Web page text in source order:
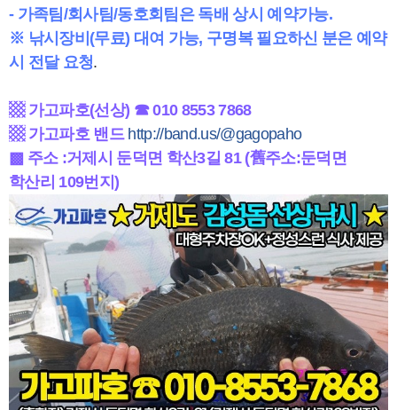
- 가족팀/회사팀/동호회팀은 독배 상시 예약가능.
※ 낚시장비(무료) 대여 가능, 구명복 필요하신 분은 예약
시 전달 요청.
▩ 가고파호(선상) ☎010 8553 7868
▩ 가고파호 밴드 http://band.us/@gagopaho
▩ 주소 :거제시 둔덕면 학산3길 81 (舊주소:둔덕면
학산리 109번지)